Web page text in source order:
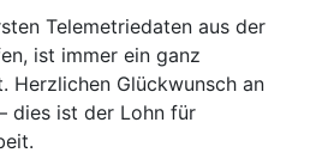
Telemetriedaten aus der
ist immer ein ganz
Herzlichen Glückwunsch an
dies ist der Lohn für